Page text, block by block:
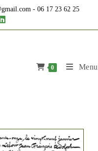
- 06 17 23 62 25
0 Menu